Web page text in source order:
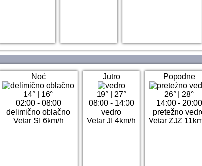
Noć
14°
16°
02:00 - 08:00
delimično oblačno
Vetar SI 6km/h
Jutro
19°
27°
08:00 - 14:00
vedro
Vetar JI 4km/h
Popodne
26°
28°
14:00 - 20:00
pretežno
Vetar ZJZ